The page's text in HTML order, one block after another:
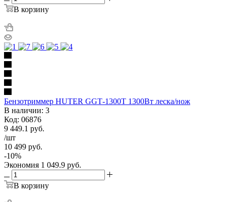
В корзину
Бензотриммер HUTER GGТ-1300Т 1300Вт леска/нож
В наличии: 3
Код: 06876
9 449.1 руб.
/шт
10 499 руб.
-10%
Экономия 1 049.9 руб.
В корзину